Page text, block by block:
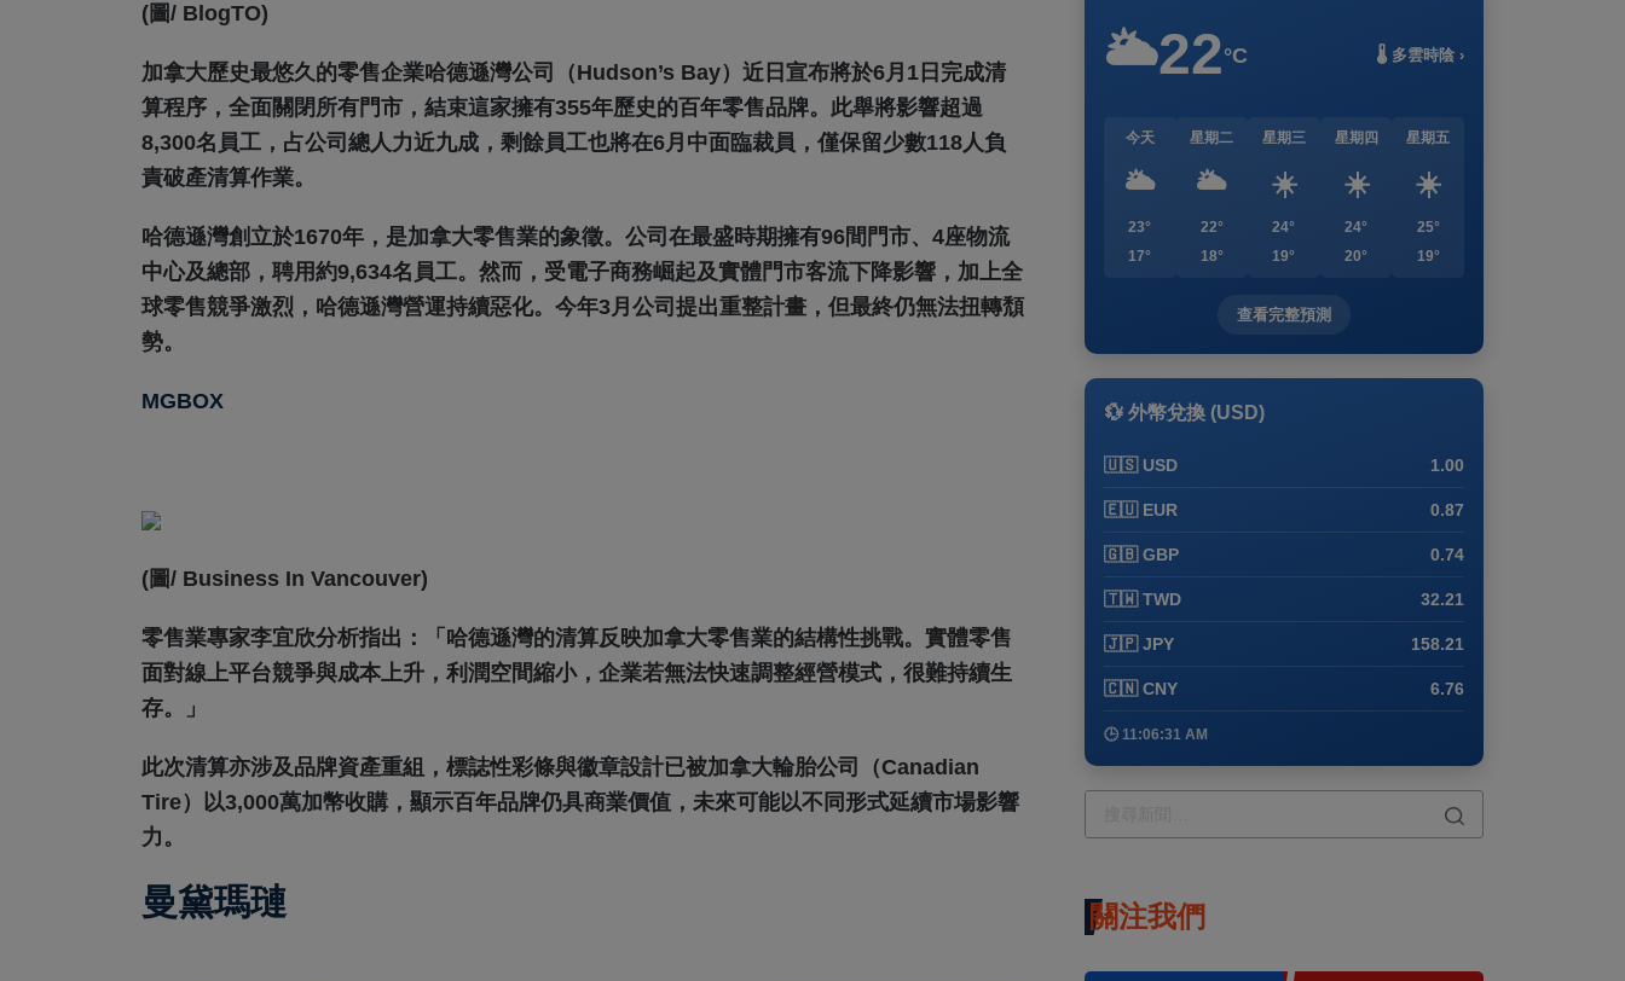
(圖/ BlogTO)
加拿大歷史最悠久的零售企業哈德遜灣公司（Hudson’s Bay）近日宣布將於6月1日完成清
算程序，全面關閉所有門市，結束這家擁有355年歷史的百年零售品牌。此舉將影響超過
8,300名員工，占公司總人力近九成，剩餘員工也將在6月中面臨裁員，僅保留少數118人負
責破產清算作業。
哈德遜灣創立於1670年，是加拿大零售業的象徵。公司在最盛時期擁有96間門市、4座物流
中心及總部，聘用約9,634名員工。然而，受電子商務崛起及實體門市客流下降影響，加上全
球零售競爭激烈，哈德遜灣營運持續惡化。今年3月公司提出重整計畫，但最終仍無法扭轉頹
勢。
MGBOX
(圖/ Business In Vancouver)
零售業專家李宜欣分析指出：「哈德遜灣的清算反映加拿大零售業的結構性挑戰。實體零售
面對線上平台競爭與成本上升，利潤空間縮小，企業若無法快速調整經營模式，很難持續生
存。」
此次清算亦涉及品牌資產重組，標誌性彩條與徽章設計已被加拿大輪胎公司（Canadian
Tire）以3,000萬加幣收購，顯示百年品牌仍具商業價值，未來可能以不同形式延續市場影響
力。
曼黛瑪璉
🌥️22°C 🌡️ 多雲時陰 ›
今天
🌥️
23°
17°
星期二
🌥️
22°
18°
星期三
☀️
24°
19°
星期四
☀️
24°
20°
星期五
☀️
25°
19°
查看完整預測
💱 外幣兌換 (USD)
🇺🇸 USD 1.00
🇪🇺 EUR 0.87
🇬🇧 GBP 0.74
🇹🇼 TWD 32.21
🇯🇵 JPY 158.21
🇨🇳 CNY 6.76
🕒 11:06:31 AM
關注我們